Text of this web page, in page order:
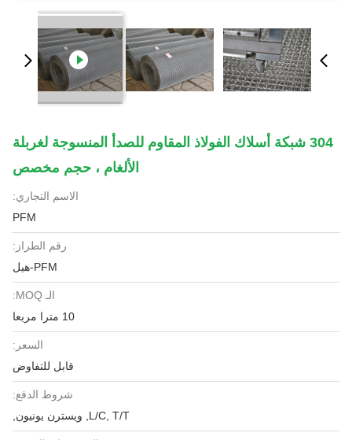
304 شبكة أسلاك الفولاذ المقاوم للصدأ المنسوجة لغربلة
الألغام ، حجم مخصص
الاسم التجاري:
PFM
رقم الطراز:
PFM-هيل
الـ MOQ:
10 مترا مربعا
السعر:
قابل للتفاوض
شروط الدفع:
L/C, T/T, ويسترن يونيون,